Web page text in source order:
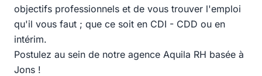
objectifs professionnels et de vous trouver l'emploi
qu'il vous faut ; que ce soit en CDI - CDD ou en
intérim.
Postulez au sein de notre agence Aquila RH basée à
Jons !